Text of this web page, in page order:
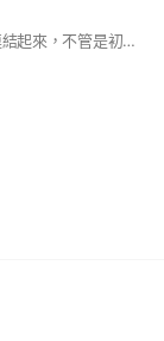
創社群的初衷是希望能將在日的台灣人連結起來，不管是初來乍到日本的你，或是已經在日生活幾十年的你，都歡迎加入👏 也許人數並不多，期望能透過大家互相邀請，讓在日的大家不孤單💪🏼 #在日台灣人 #職場、景點、美食、打工分享 #租屋經驗分享 #職場經驗談 #在日大小事 #生活好康分享 #揪團旅遊 #組團踩景點 #全日本 #有趣經驗分享 #在日煩惱商議